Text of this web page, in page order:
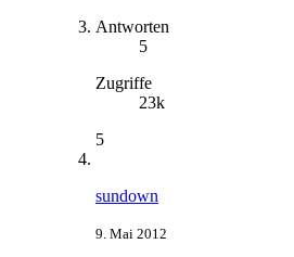
Antworten
5
Zugriffe
23k
5
sundown
9. Mai 2012